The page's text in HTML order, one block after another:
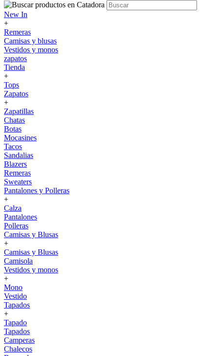
New In
+
Remeras
Camisas y blusas
Vestidos y monos
zapatos
Tienda
+
Tops
Zapatos
+
Zapatillas
Chatas
Botas
Mocasines
Tacos
Sandalias
Blazers
Remeras
Sweaters
Pantalones y Polleras
+
Calza
Pantalones
Polleras
Camisas y Blusas
+
Camisas y Blusas
Camisola
Vestidos y monos
+
Mono
Vestido
Tapados
+
Tapado
Tapados
Camperas
Chalecos